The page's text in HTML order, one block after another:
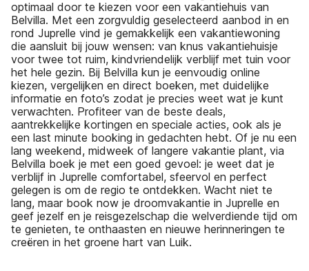
optimaal door te kiezen voor een vakantiehuis van
Belvilla. Met een zorgvuldig geselecteerd aanbod in en
rond Juprelle vind je gemakkelijk een vakantiewoning
die aansluit bij jouw wensen: van knus vakantiehuisje
voor twee tot ruim, kindvriendelijk verblijf met tuin voor
het hele gezin. Bij Belvilla kun je eenvoudig online
kiezen, vergelijken en direct boeken, met duidelijke
informatie en foto’s zodat je precies weet wat je kunt
verwachten. Profiteer van de beste deals,
aantrekkelijke kortingen en speciale acties, ook als je
een last minute booking in gedachten hebt. Of je nu een
lang weekend, midweek of langere vakantie plant, via
Belvilla boek je met een goed gevoel: je weet dat je
verblijf in Juprelle comfortabel, sfeervol en perfect
gelegen is om de regio te ontdekken. Wacht niet te
lang, maar book now je droomvakantie in Juprelle en
geef jezelf en je reisgezelschap die welverdiende tijd om
te genieten, te onthaasten en nieuwe herinneringen te
creëren in het groene hart van Luik.